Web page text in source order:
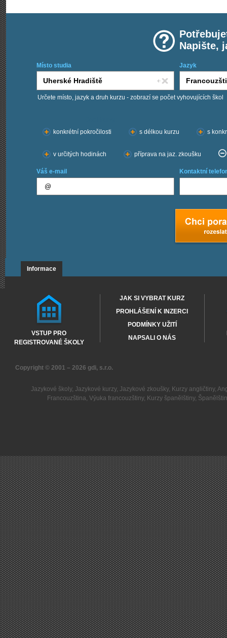
Napište,
Místo studia Jazyk
Určete místo, jazyk a druh kurzu - zobrazí se počet vyhovujících škol
konkrétní pokročilosti
s délkou kurzu s
v určitých hodinách příprava na jaz. zkoušku
Váš e-mail Kontaktní
Informace
VSTUP PRO
REGISTROVANÉ ŠKOLY
JAK SI VYBRAT KURZ
PROHLÁŠENÍ K INZERCI
PODMÍNKY UŽITÍ
NAPSALI O NÁS
Copyright © 2001 – 2026 gdi, s.r.o.
Jazykové školy, Jazykové kurzy, Jazykové zkoušky, Kurzy angličtiny,
Francouzština,Výuka francouzštiny, Kurzy španělštiny,